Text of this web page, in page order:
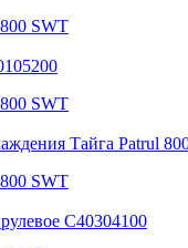
SWT
SWT
Тайга Patrul
SWT
C40304100